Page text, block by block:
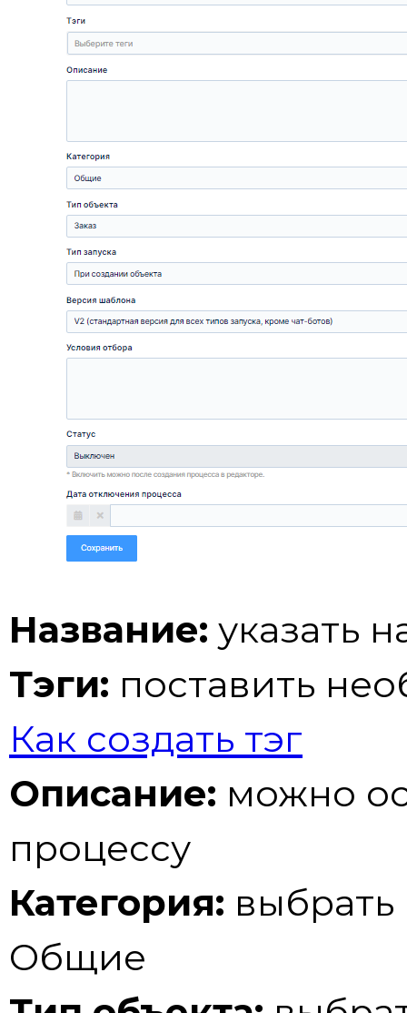
Название: указать
Тэги: поставить
Как создать тэг
Описание: можно
процессу
Категория:
Общие